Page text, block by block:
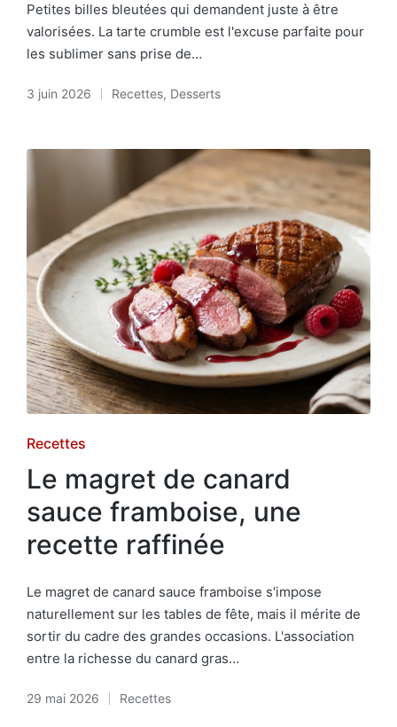
Petites billes bleutées qui demandent juste à être
valorisées. La tarte crumble est l'excuse parfaite pour
les sublimer sans prise de…
3 juin 2026
Posted
Recettes, Desserts
Posted
in
Recettes
Le magret de canard
sauce framboise, une
recette raffinée
Le magret de canard sauce framboise s'impose
naturellement sur les tables de fête, mais il mérite de
sortir du cadre des grandes occasions. L'association
entre la richesse du canard gras…
29 mai 2026
Posted
Recettes